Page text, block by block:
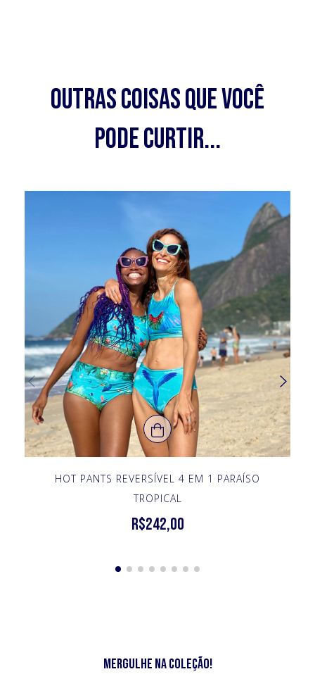
Outras coisas que você
pode curtir...
HOT PANTS REVERSÍVEL 4 EM 1 PARAÍSO
TROPICAL
R$242,00
Mergulhe na Coleção!